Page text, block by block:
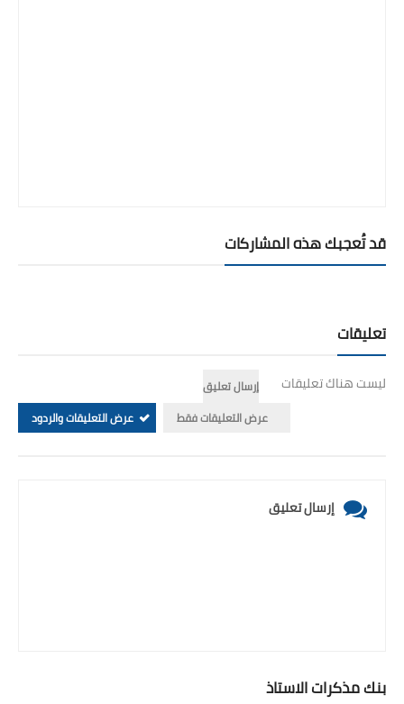
قد تُعجبك هذه المشاركات
تعليقات
ليست هناك تعليقات
إرسال تعليق
عرض التعليقات فقط
عرض التعليقات والردود
إرسال تعليق
بنك مذكرات الاستاذ